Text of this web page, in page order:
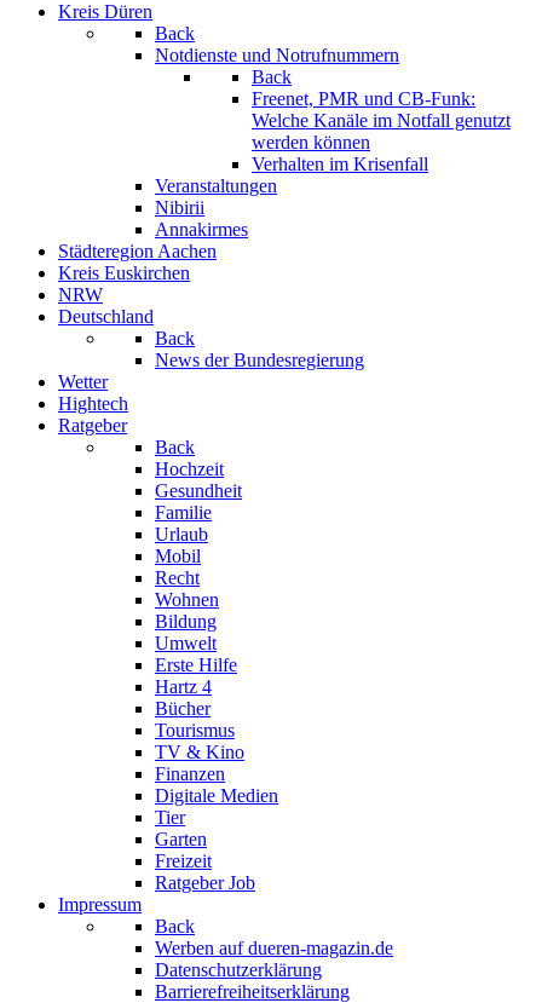
Kreis Düren
Back
Notdienste und Notrufnummern
Back
Freenet, PMR und CB-Funk:
Welche Kanäle im Notfall genutzt
werden können
Verhalten im Krisenfall
Veranstaltungen
Nibirii
Annakirmes
Städteregion Aachen
Kreis Euskirchen
NRW
Deutschland
Back
News der Bundesregierung
Wetter
Hightech
Ratgeber
Back
Hochzeit
Gesundheit
Familie
Urlaub
Mobil
Recht
Wohnen
Bildung
Umwelt
Erste Hilfe
Hartz 4
Bücher
Tourismus
TV & Kino
Finanzen
Digitale Medien
Tier
Garten
Freizeit
Ratgeber Job
Impressum
Back
Werben auf dueren-magazin.de
Datenschutzerklärung
Barrierefreiheitserklärung